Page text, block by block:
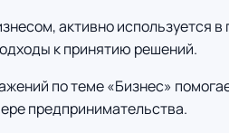
активно
к принятию решений.
по теме «Бизнес»
предпринимательства.